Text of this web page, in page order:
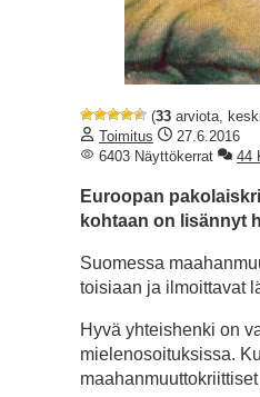
(33 arviota,
Toimitus
27.6.2016
6403 Näyttökerrat
44
Euroopan
kohtaan on lisännyt
Suomessa
toisiaan ja ilmoittavat
Hyvä yhteishenki on
mielenosoituksissa.